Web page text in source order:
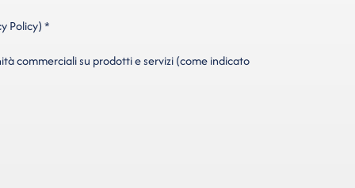
Policy) *
commerciali su prodotti e servizi (come indicato